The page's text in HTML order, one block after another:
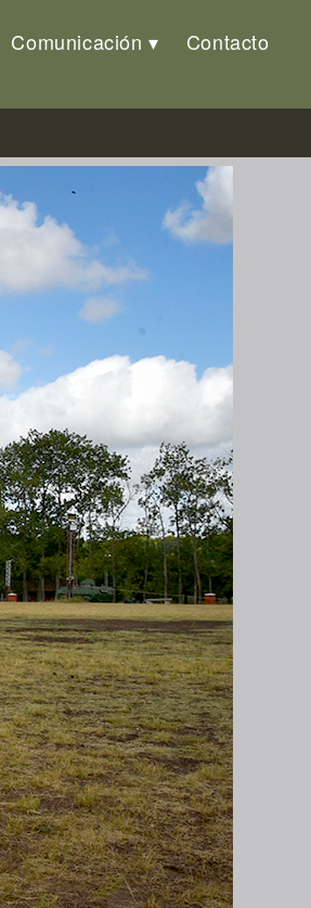
Comunicación Contacto